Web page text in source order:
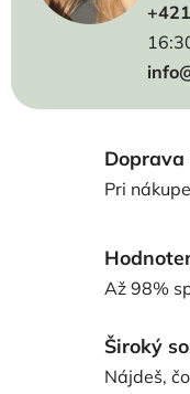
Pri
Až 98%
Široký
Nájdeš,